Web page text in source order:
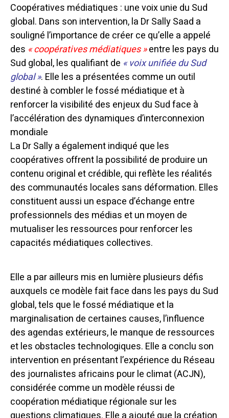
Coopératives médiatiques : une voix unie du Sud
global. Dans son intervention, la Dr Sally Saad a
souligné l’importance de créer ce qu’elle a appelé
des « coopératives médiatiques »entre les pays du
Sud global, les qualifiant de « voix unifiée du Sud
global ». Elle les a présentées comme un outil
destiné à combler le fossé médiatique et à
renforcer la visibilité des enjeux du Sud face à
l’accélération des dynamiques d’interconnexion
mondiale
La Dr Sally a également indiqué que les
coopératives offrent la possibilité de produire un
contenu original et crédible, qui reflète les réalités
des communautés locales sans déformation. Elles
constituent aussi un espace d’échange entre
professionnels des médias et un moyen de
mutualiser les ressources pour renforcer les
capacités médiatiques collectives.
Elle a par ailleurs mis en lumière plusieurs défis
auxquels ce modèle fait face dans les pays du Sud
global, tels que le fossé médiatique et la
marginalisation de certaines causes, l’influence
des agendas extérieurs, le manque de ressources
et les obstacles technologiques. Elle a conclu son
intervention en présentant l’expérience du Réseau
des journalistes africains pour le climat (ACJN),
considérée comme un modèle réussi de
coopération médiatique régionale sur les